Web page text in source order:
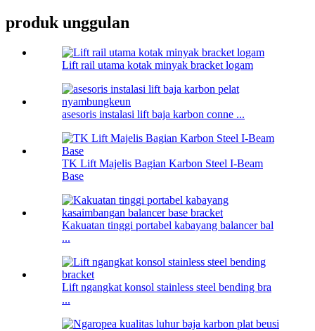
produk unggulan
Lift rail utama kotak minyak bracket logam
asesoris instalasi lift baja karbon conne ...
TK Lift Majelis Bagian Karbon Steel I-Beam
Base
Kakuatan tinggi portabel kabayang balancer bal
...
Lift ngangkat konsol stainless steel bending bra
...